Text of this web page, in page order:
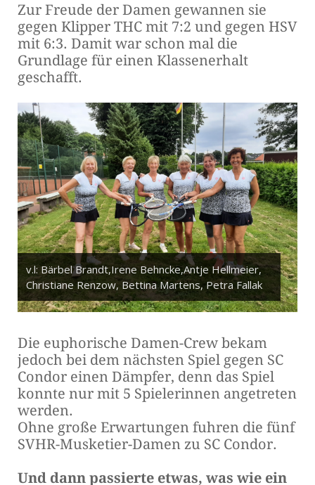
Zur Freude der Damen gewannen sie
gegen Klipper THC mit 7:2 und gegen HSV
mit 6:3. Damit war schon mal die
Grundlage für einen Klassenerhalt
geschafft.
v.l: Bärbel Brandt,Irene Behncke,Antje Hellmeier,
Christiane Renzow, Bettina Martens, Petra Fallak
Die euphorische Damen-Crew bekam
jedoch bei dem nächsten Spiel gegen SC
Condor einen Dämpfer, denn das Spiel
konnte nur mit 5 Spielerinnen angetreten
werden.
Ohne große Erwartungen fuhren die fünf
SVHR-Musketier-Damen zu SC Condor.
Und dann passierte etwas, was wie ein